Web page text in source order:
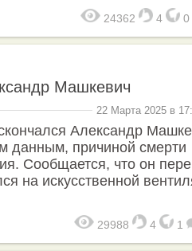
24362 4 0
Машкевич
22 Марта 2025 в
Александр
данным, причиной смерти
Сообщается, что он
на искусственной
29988 4 1